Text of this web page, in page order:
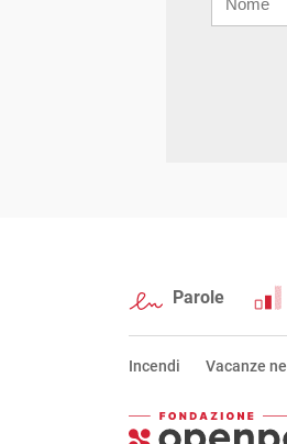
mail
Parole
Incendi Vacanze